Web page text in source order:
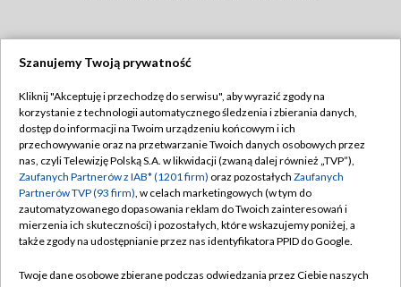
TVP
Abonament TVP
Emisja w TVP
Centrum informacji TVP
Naziemna Telewizja Cyfrowa
Regulamin TVP
Polityka prywatności
Moje zgody
Pomoc
Szanujemy Twoją prywatność
Kliknij "Akceptuję i przechodzę do serwisu", aby wyrazić zgody na
korzystanie z technologii automatycznego śledzenia i zbierania danych,
dostęp do informacji na Twoim urządzeniu końcowym i ich
przechowywanie oraz na przetwarzanie Twoich danych osobowych przez
nas, czyli Telewizję Polską S.A. w likwidacji (zwaną dalej również „TVP”),
Zaufanych Partnerów z IAB* (1201 firm) oraz pozostałych Zaufanych
Partnerów TVP (93 firm), w celach marketingowych (w tym do
zautomatyzowanego dopasowania reklam do Twoich zainteresowań i
mierzenia ich skuteczności) i pozostałych, które wskazujemy poniżej, a
także zgody na udostępnianie przez nas identyfikatora PPID do Google.
Twoje dane osobowe zbierane podczas odwiedzania przez Ciebie naszych